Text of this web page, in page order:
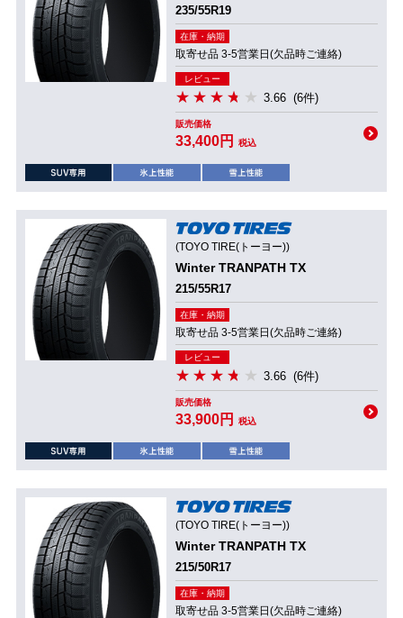
235/55R19
在庫・納期
取寄せ品 3-5営業日(欠品時ご連絡)
レビュー
3.66 (6件)
販売価格
33,400円 税込
(TOYO TIRE(トーヨー))
Winter TRANPATH TX
215/55R17
在庫・納期
取寄せ品 3-5営業日(欠品時ご連絡)
レビュー
3.66 (6件)
販売価格
33,900円 税込
(TOYO TIRE(トーヨー))
Winter TRANPATH TX
215/50R17
在庫・納期
取寄せ品 3-5営業日(欠品時ご連絡)